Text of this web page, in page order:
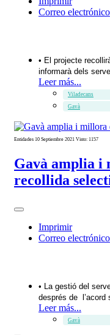
Correo electrónico
• El projecte
informarà dels
Leer más...
Viladecans
Gavà
Entidades 10 Septiembre 2021 Visto: 1157
Gavà amplia i
recollida
Imprimir
Correo electrónico
• La gestió del
després de l’acord
Leer más...
Gavà